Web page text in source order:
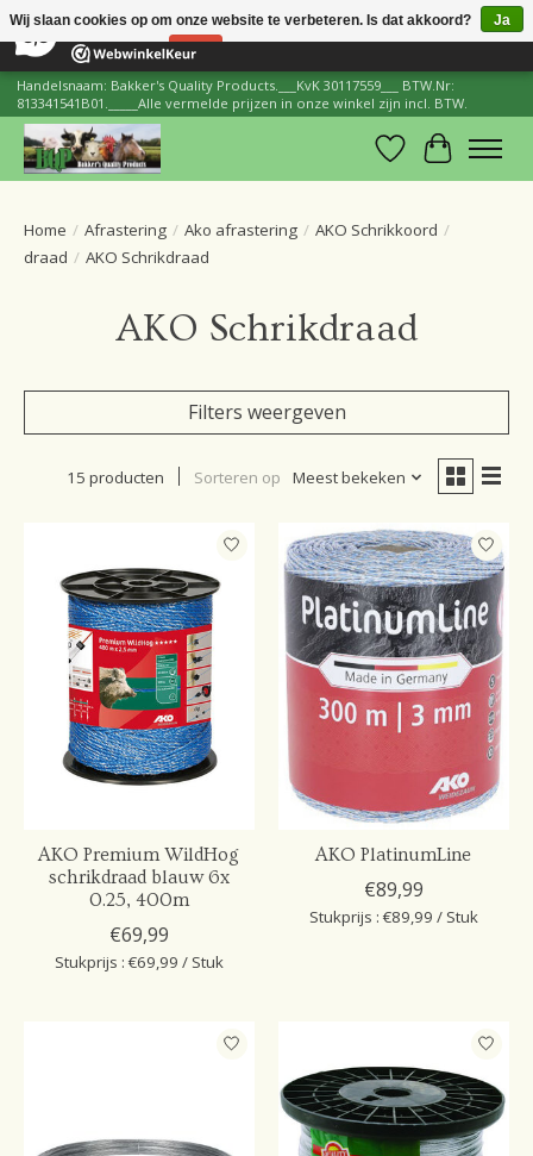
206 Reviews ×
Handelsnaam: Bakker's Quality Products.___KvK 30117559___ BTW.Nr:
813341541B01._____Alle vermelde prijzen in onze winkel zijn incl. BTW.
Verlanglijst
Home / Afrastering / Ako afrastering / AKO Schrikkoord /
draad / AKO Schrikdraad
AKO Schrikdraad
Filters weergeven
15 producten Sorteren op Meest bekeken
AKO Premium WildHog
schrikdraad blauw 6x
0.25, 400m
€69,99
Stukprijs : €69,99 / Stuk
AKO PlatinumLine
€89,99
Stukprijs : €89,99 / Stuk
Wij slaan cookies op om onze website te verbeteren. Is dat akkoord?
Ja
Nee